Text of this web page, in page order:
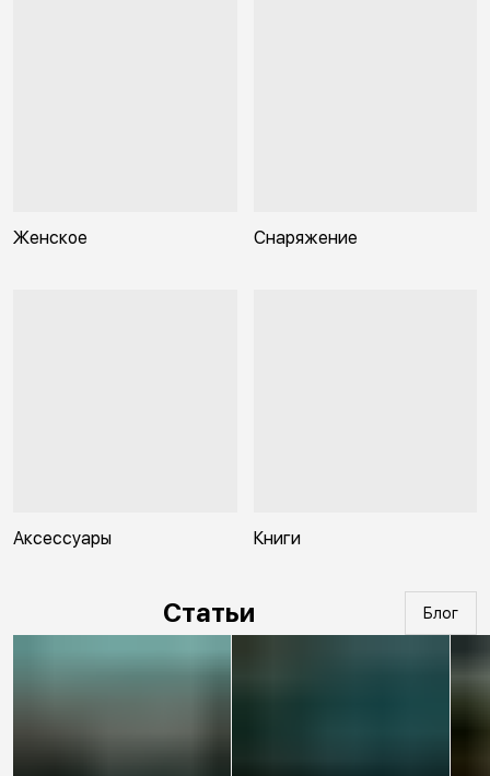
Женское Снаряжение
Аксессуары Книги
Статьи Блог